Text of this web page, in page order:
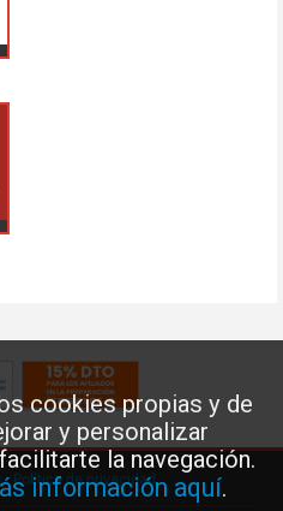
cookies propias y de
y personalizar
la navegación.
información aquí.
·Política de privacidad